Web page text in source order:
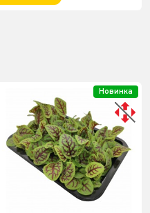
Новинка